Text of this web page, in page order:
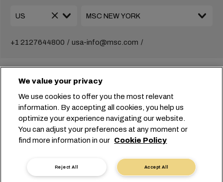
+1 2127644800 usa-info@msc.com
함께 만들어가는 비즈니스
솔루션
현지 정보
e비즈니스
지속가능성
myMSC
MSC 알아보기
We value your privacy
We use cookies to offer you the most relevant
information. By accepting all cookies, you help us
optimize your experience navigating our website.
You can adjust your preferences at any moment or
find more information in our Cookie Policy
Accept All
Reject All